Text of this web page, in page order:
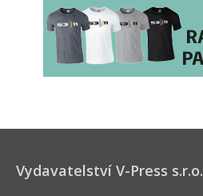
Vydavatelství V-Press s.r.o.